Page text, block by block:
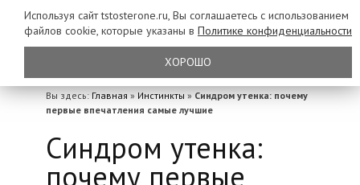
Вы здесь: Главная » Инстинкты » Синдром утенка: почему
первые впечатления самые лучшие
Синдром утенка:
почему первые
Используя сайт tstosterone.ru, Вы соглашаетесь с использованием
файлов cookie, которые указаны в Политике конфиденциальности
ХОРОШО